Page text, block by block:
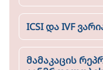
ICSI და IVF
მამაკაცის